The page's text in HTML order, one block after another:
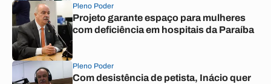
Pleno Poder
Projeto garante espaço para mulheres
com deficiência em hospitais da Paraíba
Pleno Poder
Com desistência de petista, Inácio quer